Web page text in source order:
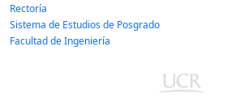
Rectoría
Sistema de Estudios de Posgrado
Facultad de Ingeniería